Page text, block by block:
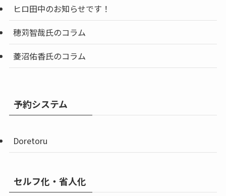
ヒロ田中のお知らせです！
穂苅智哉氏のコラム
菱沼佑香氏のコラム
予約システム
Doretoru
セルフ化・省人化